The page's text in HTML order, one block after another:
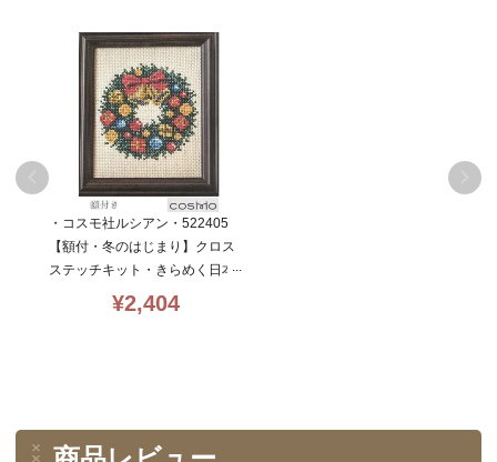
・コスモ社ルシアン・522405
【額付・冬のはじまり】クロス
ステッチキット・きらめく日本
の季節・14CT・13×10.5・cos
mo・初心者向
¥2,404